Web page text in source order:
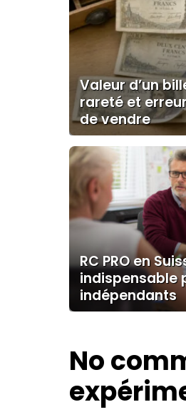
Valeur d’un
rareté et
de vendre
RC PRO en
indispensable
indépendants
No